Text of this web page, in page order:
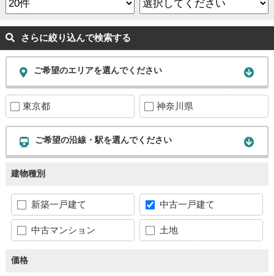
さらに絞り込んで検索する
ご希望のエリアを選んでください
東京都 神奈川県
ご希望の沿線・駅を選んでください
建物種別
新築一戸建て 中古一戸建て
中古マンション 土地
価格